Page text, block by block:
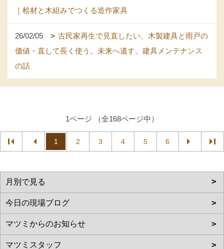
｜桧材と木組みでつくる造作家具
26/02/05
古民家再生で見直したい、木製建具と雨戸の
価値・直して長く使う。未来へ遺す。建具メンテナンス
の話
1ページ （全168ページ中）
1 2 3 4 5 6